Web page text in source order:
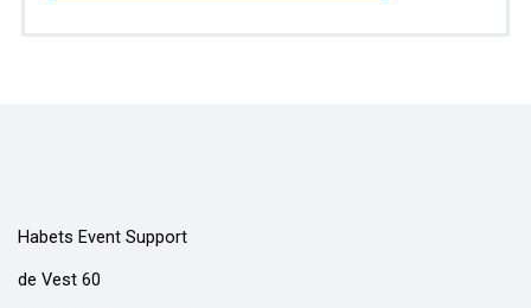
Habets Event Support
de Vest 60